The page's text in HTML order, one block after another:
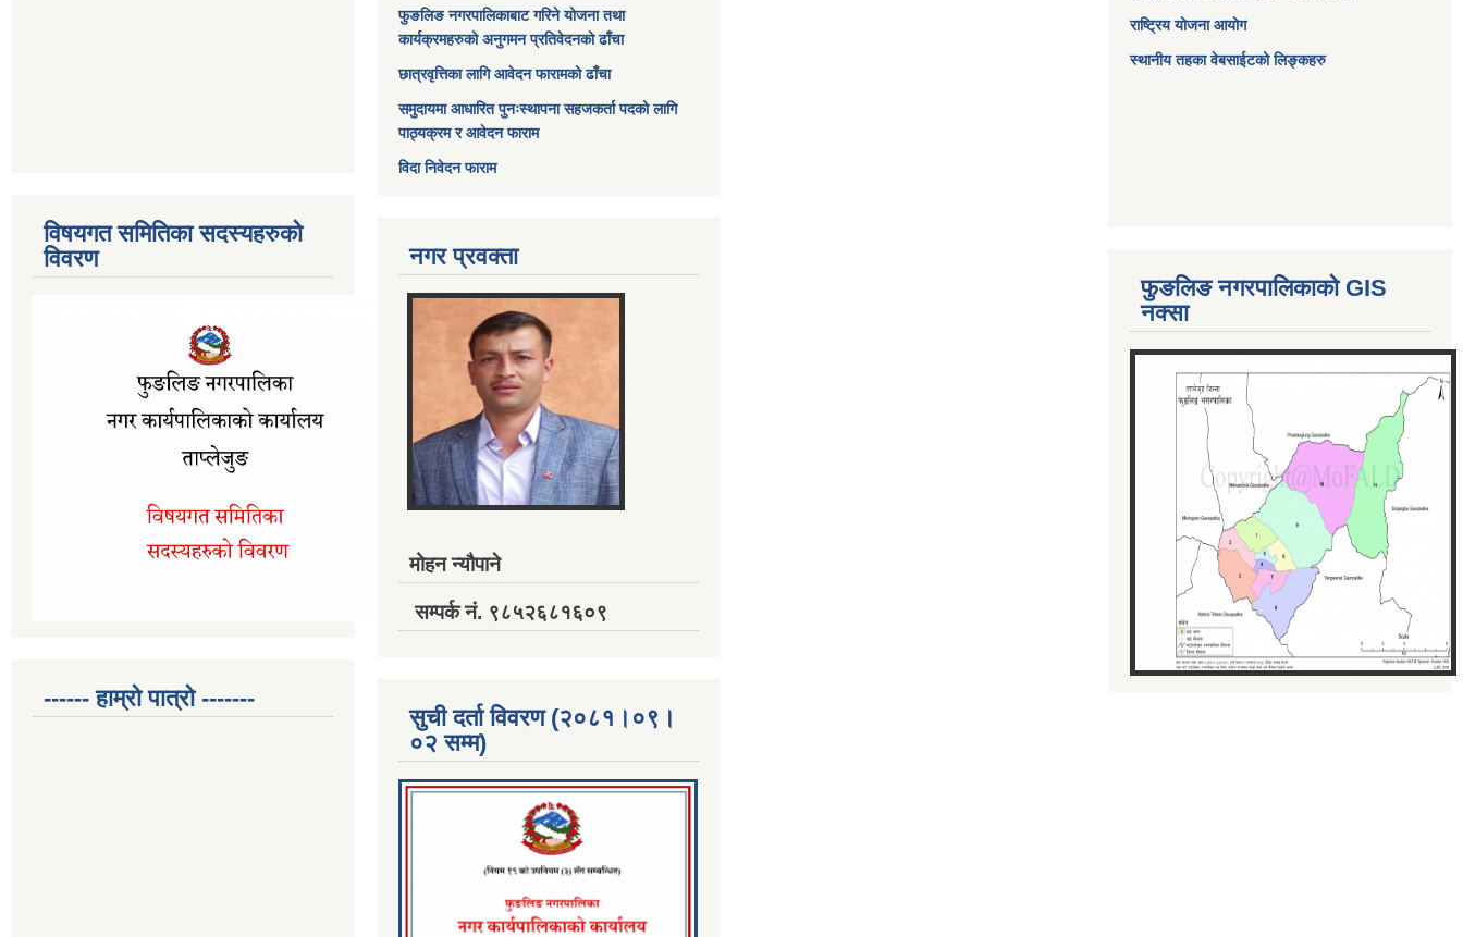
विषयगत समितिका सदस्यहरुको
विवरण
------ हाम्रो पात्रो -------
फुङलिङ नगरपालिकाबाट गरिने योजना तथा
कार्यक्रमहरुको अनुगमन प्रतिवेदनको ढाँचा
छात्रवृत्तिका लागि आवेदन फारामको ढाँचा
समुदायमा आधारित पुनःस्थापना सहजकर्ता पदको लागि
पाठ्यक्रम र आवेदन फाराम
विदा निवेदन फाराम
नगर प्रवक्ता
मोहन न्यौपाने
सम्पर्क नं. ९८५२६८१६०९
सुची दर्ता विवरण (२०८१।०९।
०२ सम्म)
राष्ट्रिय योजना आयोग
स्थानीय तहका वेबसाईटको लिङ्कहरु
फुङलिङ नगरपालिकाको GIS
नक्सा